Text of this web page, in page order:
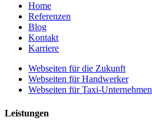
Home
Referenzen
Blog
Kontakt
Karriere
Webseiten für die Zukunft
Webseiten für Handwerker
Webseiten für Taxi-Unternehmen
Leistungen